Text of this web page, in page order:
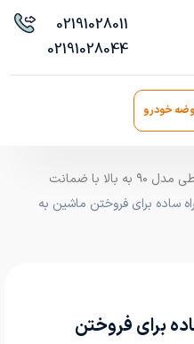
02191028011
02191028044
خودرو
خودرو شاپ، خرید و فروش خودرو اقساطی مدل ۹۰ به بالا با ضمانت
ساده برای فروختن ماشین به
برای فروختن